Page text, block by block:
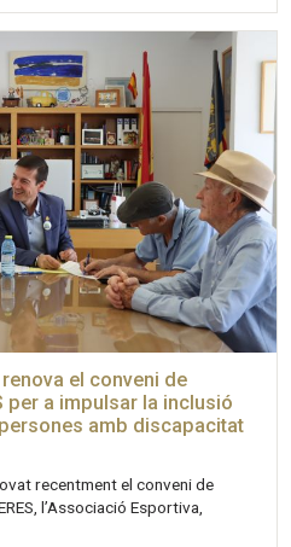
el conveni de
per a impulsar la inclusió
amb discapacitat
recentment el conveni de
l’Associació Esportiva,